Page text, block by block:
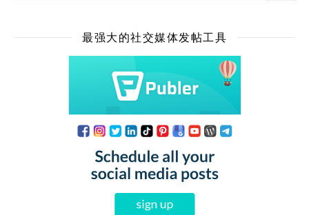
最强大的社交媒体发帖工具